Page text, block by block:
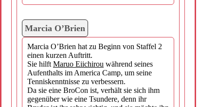
Marcia O’Brien
Marcia O’Brien hat zu Beginn von Staffel 2
einen kurzen Auftritt.
Sie hilftMaruo Eiichirou während seines
Aufenthalts im America Camp, um seine
Tenniskenntnisse zu verbessern.
Da sie eine BroCon ist, verhält sie sich ihm
gegenüber wie eine Tsundere, denn ihr